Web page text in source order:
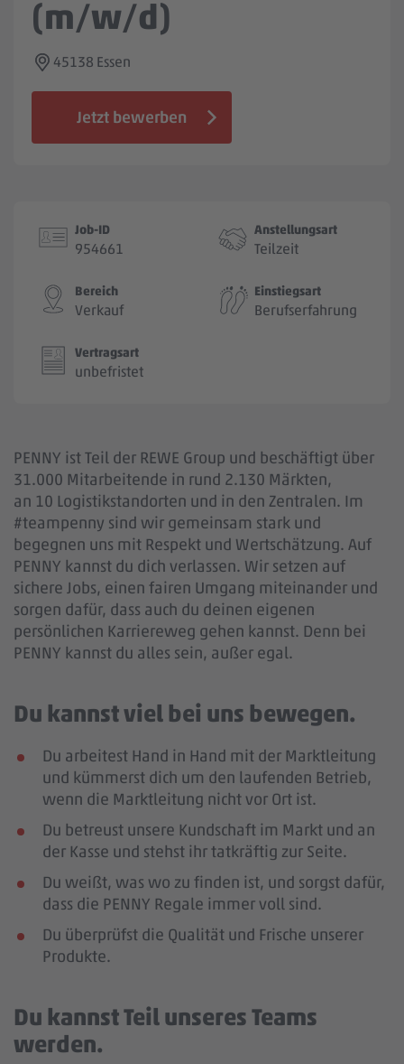
(m/w/d)
45138 Essen
Jetzt bewerben
Job-ID
954661
Anstellungsart
Teilzeit
Bereich
Verkauf
Einstiegsart
Berufserfahrung
Vertragsart
unbefristet
PENNY ist Teil der REWE Group und beschäftigt über
31.000 Mitarbeitende in rund 2.130 Märkten,
an 10 Logistikstandorten und in den Zentralen. Im
#teampenny sind wir gemeinsam stark und
begegnen uns mit Respekt und Wertschätzung. Auf
PENNY kannst du dich verlassen. Wir setzen auf
sichere Jobs, einen fairen Umgang miteinander und
sorgen dafür, dass auch du deinen eigenen
persönlichen Karriereweg gehen kannst. Denn bei
PENNY kannst du alles sein, außer egal.
Du kannst viel bei uns bewegen.
Du arbeitest Hand in Hand mit der Marktleitung
und kümmerst dich um den laufenden Betrieb,
wenn die Marktleitung nicht vor Ort ist.
Du betreust unsere Kundschaft im Markt und an
der Kasse und stehst ihr tatkräftig zur Seite.
Du weißt, was wo zu finden ist, und sorgst dafür,
dass die PENNY Regale immer voll sind.
Du überprüfst die Qualität und Frische unserer
Produkte.
Du kannst Teil unseres Teams
werden.